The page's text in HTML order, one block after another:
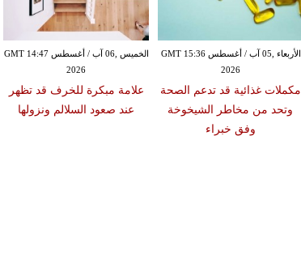
الخميس ,06 آب / أغسطس GMT 14:47
2026
علامة مبكرة للخرف قد تظهر
عند صعود السلالم ونزولها
الأربعاء ,05 آب / أغسطس GMT 15:36
2026
مكملات غذائية قد تدعم الصحة
وتحد من مخاطر الشيخوخة
وفق خبراء